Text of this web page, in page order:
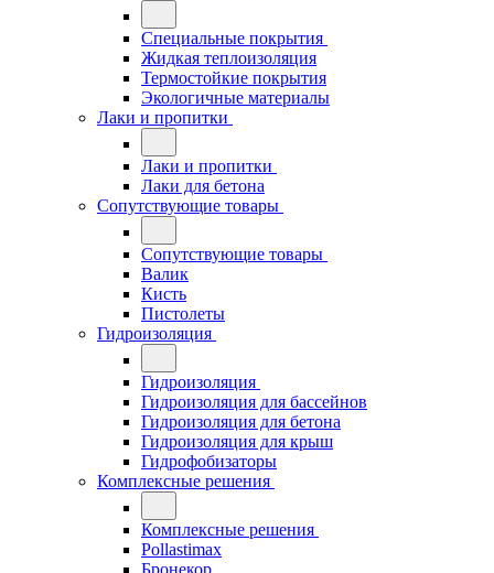
Специальные покрытия
Жидкая теплоизоляция
Термостойкие покрытия
Экологичные материалы
Лаки и пропитки
Лаки и пропитки
Лаки для бетона
Сопутствующие товары
Сопутствующие товары
Валик
Кисть
Пистолеты
Гидроизоляция
Гидроизоляция
Гидроизоляция для бассейнов
Гидроизоляция для бетона
Гидроизоляция для крыш
Гидрофобизаторы
Комплексные решения
Комплексные решения
Pollastimax
Бронекор